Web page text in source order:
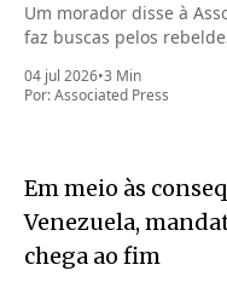
Um morador disse à
faz buscas pelos
04 jul 2026•3 Min
Por:Associated Press
Em meio às
Venezuela,
chega ao fim